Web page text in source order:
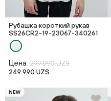
Рубашка короткий рукав
SS26CR2-19-23067-340261
Цена: 299 990 UZS
249 990 UZS
NEW